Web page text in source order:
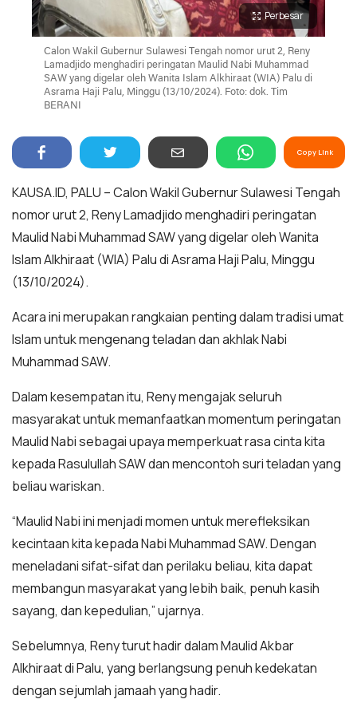
Perbesar
Calon Wakil Gubernur Sulawesi Tengah nomor urut 2, Reny
Lamadjido menghadiri peringatan Maulid Nabi Muhammad
SAW yang digelar oleh Wanita Islam Alkhiraat (WIA) Palu di
Asrama Haji Palu, Minggu (13/10/2024). Foto: dok. Tim
BERANI
Copy Link
KAUSA.ID, PALU – Calon Wakil Gubernur Sulawesi Tengah
nomor urut 2, Reny Lamadjido menghadiri peringatan
Maulid Nabi Muhammad SAW yang digelar oleh Wanita
Islam Alkhiraat (WIA) Palu di Asrama Haji Palu, Minggu
(13/10/2024).
Acara ini merupakan rangkaian penting dalam tradisi umat
Islam untuk mengenang teladan dan akhlak Nabi
Muhammad SAW.
Dalam kesempatan itu, Reny mengajak seluruh
masyarakat untuk memanfaatkan momentum peringatan
Maulid Nabi sebagai upaya memperkuat rasa cinta kita
kepada Rasulullah SAW dan mencontoh suri teladan yang
beliau wariskan.
“Maulid Nabi ini menjadi momen untuk merefleksikan
kecintaan kita kepada Nabi Muhammad SAW. Dengan
meneladani sifat-sifat dan perilaku beliau, kita dapat
membangun masyarakat yang lebih baik, penuh kasih
sayang, dan kepedulian,” ujarnya.
Sebelumnya, Reny turut hadir dalam Maulid Akbar
Alkhiraat di Palu, yang berlangsung penuh kedekatan
dengan sejumlah jamaah yang hadir.